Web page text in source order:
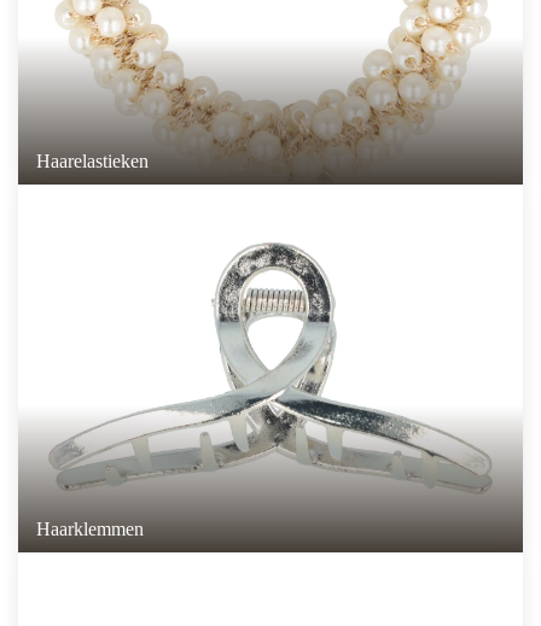
Haarelastieken
Haarklemmen